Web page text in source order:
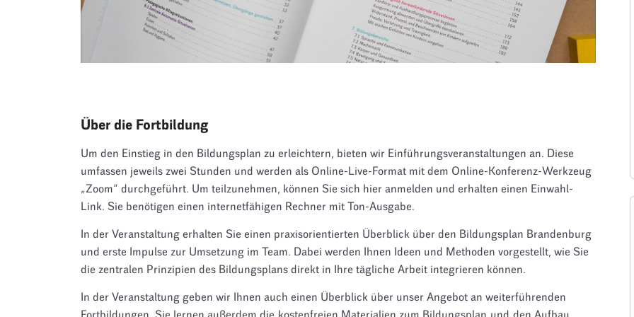
Über die Fortbildung
Um den Einstieg in den Bildungsplan zu erleichtern, bieten wir Einführungsveranstaltungen an. Diese
umfassen jeweils zwei Stunden und werden als Online-Live-Format mit dem Online-Konferenz-Werkzeug
„Zoom“ durchgeführt. Um teilzunehmen, können Sie sich hier anmelden und erhalten einen Einwahl-
Link. Sie benötigen einen internetfähigen Rechner mit Ton-Ausgabe.
In der Veranstaltung erhalten Sie einen praxisorientierten Überblick über den Bildungsplan Brandenburg
und erste Impulse zur Umsetzung im Team. Dabei werden Ihnen Ideen und Methoden vorgestellt, wie Sie
die zentralen Prinzipien des Bildungsplans direkt in Ihre tägliche Arbeit integrieren können.
In der Veranstaltung geben wir Ihnen auch einen Überblick über unser Angebot an weiterführenden